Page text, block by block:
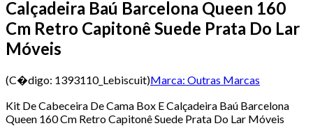
Calçadeira Baú Barcelona Queen 160
Cm Retro Capitonê Suede Prata Do Lar
Móveis
(C�digo: 1393110_Lebiscuit)Marca: Outras Marcas
Kit De Cabeceira De Cama Box E Calçadeira Baú Barcelona
Queen 160 Cm Retro Capitonê Suede Prata Do Lar Móveis